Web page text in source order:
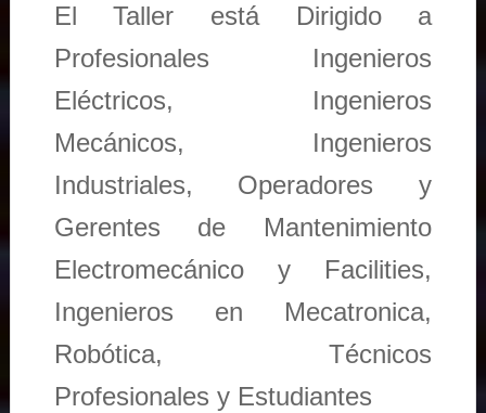
El Taller está Dirigido a
Profesionales Ingenieros
Eléctricos, Ingenieros
Mecánicos, Ingenieros
Industriales, Operadores y
Gerentes de Mantenimiento
Electromecánico y Facilities,
Ingenieros en Mecatronica,
Robótica, Técnicos
Profesionales y Estudiantes